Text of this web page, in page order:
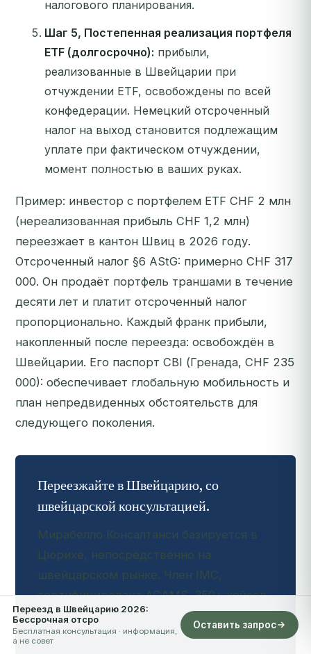
налогового планирования.
Шаг 5, Постепенная реализация портфеля
ETF (долгосрочно): прибыли,
реализованные в Швейцарии при
отчуждении ETF, освобождены по всей
конфедерации. Немецкий отсроченный
налог на выход становится подлежащим
уплате при фактическом отчуждении,
момент полностью в ваших руках.
Пример: инвестор с портфелем ETF CHF 2 млн
(нереализованная прибыль CHF 1,2 млн)
переезжает в кантон Швиц в 2026 году.
Отсроченный налог §6 AStG: примерно CHF 317
000. Он продаёт портфель траншами в течение
десяти лет и платит отсроченный налог
пропорционально. Каждый франк прибыли,
накопленный после переезда: освобождён в
Швейцарии. Его паспорт CBI (Гренада, CHF 235
000): обеспечивает глобальную мобильность и
план непредвиденных обстоятельств для
следующего поколения.
Переезжайте в Швейцарию, со
швейцарской консультацией.
Мирабелло Консалтанси базируется в
Цюрихе, непосредственно на
швейцарском рынке. Член IMC,
сертифицирована ACAMS. 350+ кейсов
резидентства, 250+ кейсов CBI, 99 %
одобрения. Мы координируем
Переезд в Швейцарию 2026:
Бессрочная отсро
Бесплатная консультация · информация,
а не совет
Оставить запрос